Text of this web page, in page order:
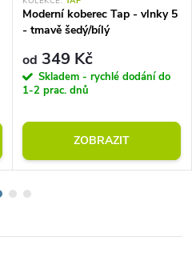
Moderní koberec Tap - vlnky 5
- tmavě šedý/bílý
od 349 Kč
Skladem - rychlé dodání do
1-2 prac. dnů
ZOBRAZIT